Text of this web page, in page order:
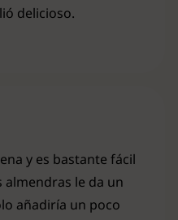
delicioso.
y es bastante fácil
almendras le da un
añadiría un poco